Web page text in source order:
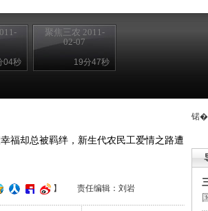
04秒
聚焦三农 2011-
02-07
19分47秒
锘�
福却总被羁绊，新生代农民工爱情之路遭
】 责任编辑：刘岩